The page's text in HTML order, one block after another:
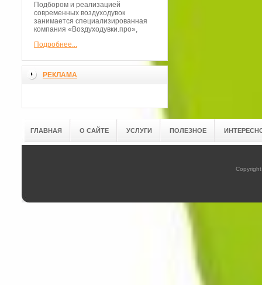
Подбором и реализацией
современных воздуходувок
занимается специализированная
компания «Воздуходувки.про»,
Подробнее...
РЕКЛАМА
ГЛАВНАЯ О САЙТЕ УСЛУГИ ПОЛЕЗНОЕ